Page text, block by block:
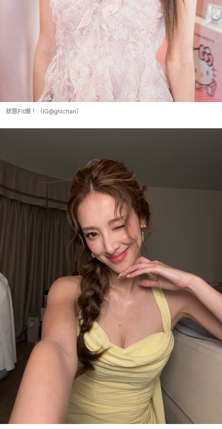
狀態Fit爆！（IG@ghlchan）